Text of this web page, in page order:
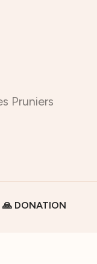
Pruniers
🙏 DONATION